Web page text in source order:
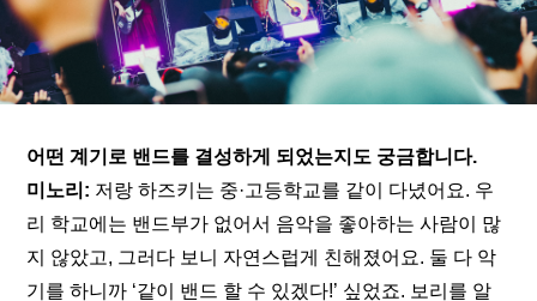
어떤 계기로 밴드를 결성하게 되었는지도 궁금합니다.
미노리: 저랑 하즈키는 중·고등학교를 같이 다녔어요. 우
리 학교에는 밴드부가 없어서 음악을 좋아하는 사람이 많
지 않았고, 그러다 보니 자연스럽게 친해졌어요. 둘 다 악
기를 하니까 ‘같이 밴드 할 수 있겠다!’ 싶었죠. 보리를 알